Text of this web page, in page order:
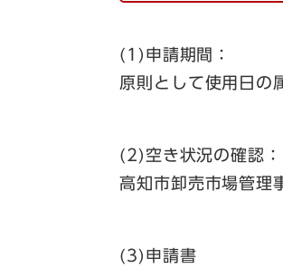
(1)申請期間：
原則として使用日の
(2)空き状況の確認：
高知市卸売市場管
(3)申請書